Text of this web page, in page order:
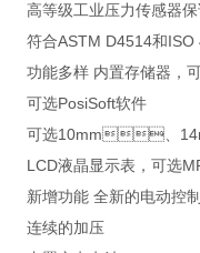
高等级工业压力传感器
符合ASTM D4514和ISO
功能多样 内置存储器
可选PosiSoft软件
可选10mm、
LCD液晶显示表，可选
新增功能 全新的电动控
连续的加压